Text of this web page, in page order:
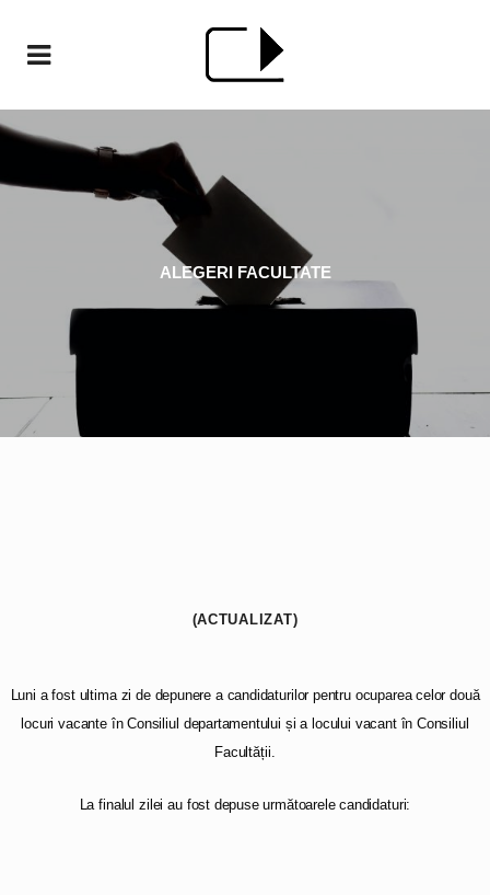
ALEGERI FACULTATE
(ACTUALIZAT)
Luni a fost ultima zi de depunere a candidaturilor pentru ocuparea celor două
locuri vacante în Consiliul departamentului și a locului vacant în Consiliul
Facultății.
La finalul zilei au fost depuse următoarele candidaturi: